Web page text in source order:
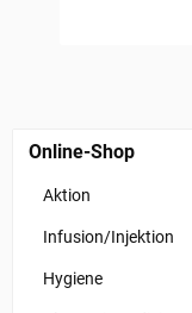
Online-Shop
Aktion
Infusion/Injektion
Hygiene